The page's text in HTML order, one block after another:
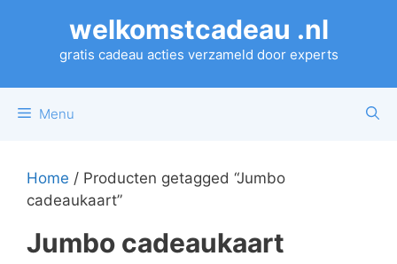
welkomstcadeau .nl
gratis cadeau acties verzameld door experts
Menu
Home / Producten getagged “Jumbo
cadeaukaart”
Jumbo cadeaukaart